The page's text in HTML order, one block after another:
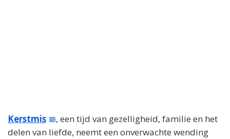
Kerstmis
, een tijd van gezelligheid, familie en het
delen van liefde, neemt een onverwachte wending